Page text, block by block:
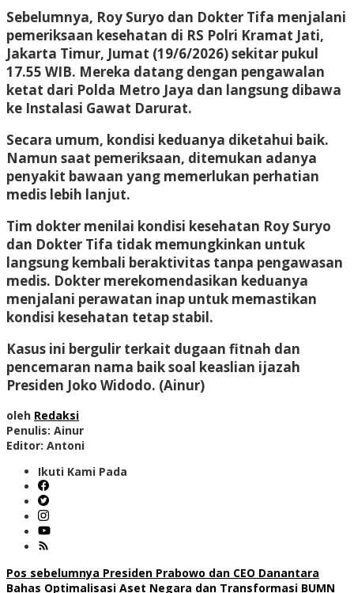
Sebelumnya, Roy Suryo dan Dokter Tifa menjalani
pemeriksaan kesehatan di RS Polri Kramat Jati,
Jakarta Timur, Jumat (19/6/2026) sekitar pukul
17.55 WIB. Mereka datang dengan pengawalan
ketat dari Polda Metro Jaya dan langsung dibawa
ke Instalasi Gawat Darurat.
Secara umum, kondisi keduanya diketahui baik.
Namun saat pemeriksaan, ditemukan adanya
penyakit bawaan yang memerlukan perhatian
medis lebih lanjut.
Tim dokter menilai kondisi kesehatan Roy Suryo
dan Dokter Tifa tidak memungkinkan untuk
langsung kembali beraktivitas tanpa pengawasan
medis. Dokter merekomendasikan keduanya
menjalani perawatan inap untuk memastikan
kondisi kesehatan tetap stabil.
Kasus ini bergulir terkait dugaan fitnah dan
pencemaran nama baik soal keaslian ijazah
Presiden Joko Widodo. (Ainur)
oleh Redaksi
Penulis: Ainur
Editor: Antoni
Ikuti Kami Pada
Navigasi
Pos sebelumnya Presiden Prabowo dan CEO Danantara
Bahas Optimalisasi Aset Negara dan Transformasi BUMN